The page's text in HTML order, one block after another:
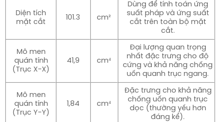
Diện tích
mặt cắt
101.3 cm²
Dùng để tính toán ứng
suất pháp và ứng suất
cắt trên toàn bộ mặt
cắt.
Mô men
quán tính
(Trục X-X)
41,9 cm⁴
Đại lượng quan trọng
nhất đặc trưng cho độ
cứng và khả năng chống
uốn quanh trục ngang.
Mô men
quán tính
(Trục Y-Y)
1,84 cm⁴
Đặc trưng cho khả năng
chống uốn quanh trục
dọc (thường yếu hơn
đáng kể).